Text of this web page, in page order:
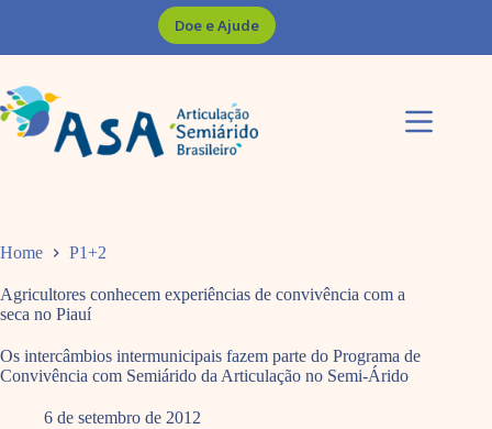
Doe e Ajude
Home P1+2
Agricultores conhecem experiências de convivência com a
seca no Piauí
Os intercâmbios intermunicipais fazem parte do Programa de
Convivência com Semiárido da Articulação no Semi-Árido
6 de setembro de 2012